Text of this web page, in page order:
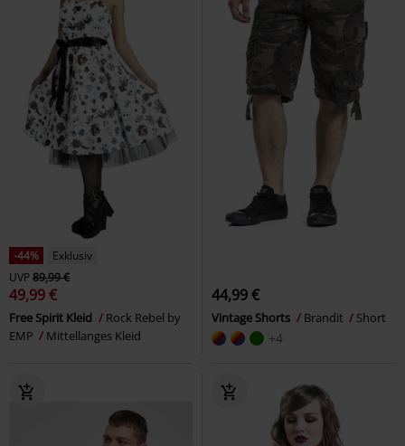
-44%
Exklusiv
UVP89,99 €
49,99 €
Free Spirit Kleid
Rock Rebel by
EMP
Mittellanges Kleid
44,99 €
Vintage Shorts Brandit Short
+4